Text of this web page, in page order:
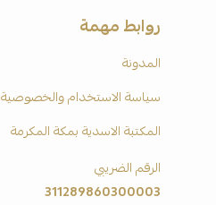
روابط مهمة
المدونة
سياسة الاستخدام والخصوصية
المكتبة الاسدية بمكة المكرمة
الرقم الضريبي
311289860300003